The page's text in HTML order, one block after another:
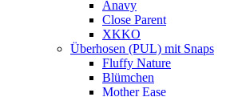
Anavy
Close Parent
XKKO
Überhosen (PUL) mit Snaps
Fluffy Nature
Blümchen
Mother Ease